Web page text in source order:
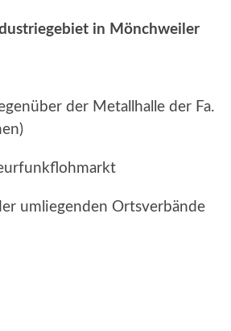
in Mönchweiler
der Metallhalle der Fa.
umliegenden Ortsverbände